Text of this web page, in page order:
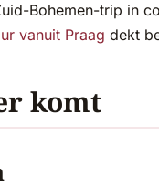
Bohemen-trip in
vanuit Praag dekt
komt